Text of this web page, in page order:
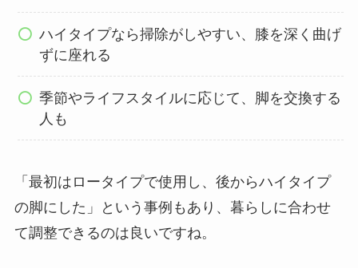
ハイタイプなら掃除がしやすい、膝を深く曲げ
ずに座れる
季節やライフスタイルに応じて、脚を交換する
人も
「最初はロータイプで使用し、後からハイタイプ
の脚にした」という事例もあり、暮らしに合わせ
て調整できるのは良いですね。